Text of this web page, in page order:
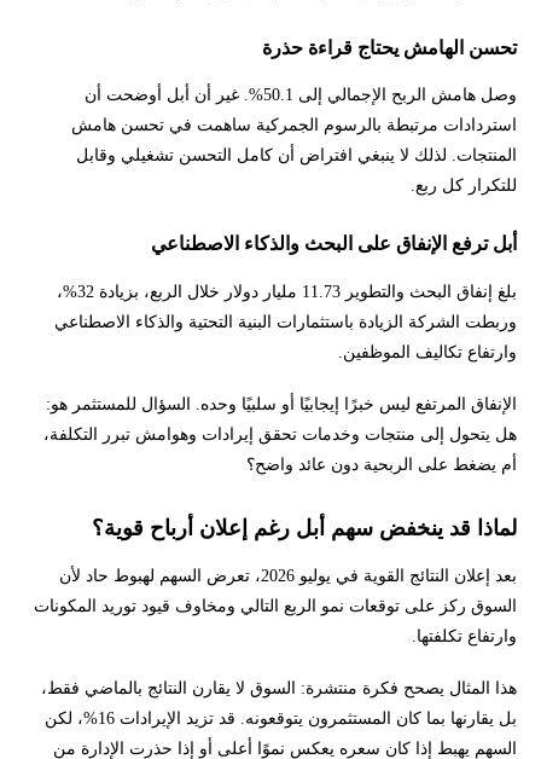
تحسن الهامش يحتاج قراءة حذرة
وصل هامش الربح الإجمالي إلى 50.1%. غير أن أبل أوضحت أن
استردادات مرتبطة بالرسوم الجمركية ساهمت في تحسن هامش
المنتجات. لذلك لا ينبغي افتراض أن كامل التحسن تشغيلي وقابل
للتكرار كل ربع.
أبل ترفع الإنفاق على البحث والذكاء الاصطناعي
بلغ إنفاق البحث والتطوير 11.73 مليار دولار خلال الربع، بزيادة 32%،
وربطت الشركة الزيادة باستثمارات البنية التحتية والذكاء الاصطناعي
وارتفاع تكاليف الموظفين.
الإنفاق المرتفع ليس خبرًا إيجابيًا أو سلبيًا وحده. السؤال للمستثمر هو:
هل يتحول إلى منتجات وخدمات تحقق إيرادات وهوامش تبرر التكلفة،
أم يضغط على الربحية دون عائد واضح؟
لماذا قد ينخفض سهم أبل رغم إعلان أرباح قوية؟
بعد إعلان النتائج القوية في يوليو 2026، تعرض السهم لهبوط حاد لأن
السوق ركز على توقعات نمو الربع التالي ومخاوف قيود توريد المكونات
وارتفاع تكلفتها.
هذا المثال يصحح فكرة منتشرة: السوق لا يقارن النتائج بالماضي فقط،
بل يقارنها بما كان المستثمرون يتوقعونه. قد تزيد الإيرادات 16%، لكن
السهم يهبط إذا كان سعره يعكس نموًا أعلى أو إذا حذرت الإدارة من